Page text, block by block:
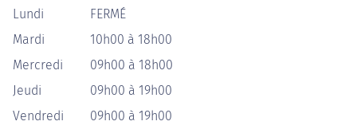
Lundi
FERMÉ
Mardi
10h00 à 18h00
Mercredi
09h00 à 18h00
Jeudi
09h00 à 19h00
Vendredi
09h00 à 19h00